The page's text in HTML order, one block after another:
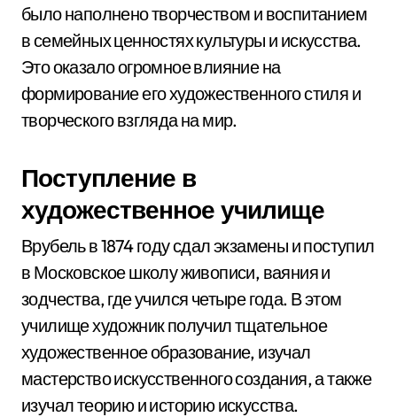
было наполнено творчеством и воспитанием
в семейных ценностях культуры и искусства.
Это оказало огромное влияние на
формирование его художественного стиля и
творческого взгляда на мир.
Поступление в
художественное училище
Врубель в 1874 году сдал экзамены и поступил
в Московское школу живописи, ваяния и
зодчества, где учился четыре года. В этом
училище художник получил тщательное
художественное образование, изучал
мастерство искусственного создания, а также
изучал теорию и историю искусства.